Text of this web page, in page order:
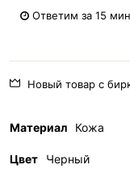
Ответим за 15
Новый товар с
Материал Кожа
Цвет Черный